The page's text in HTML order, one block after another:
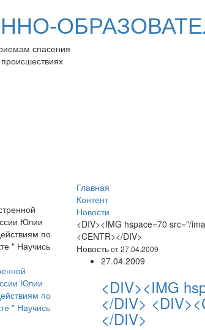
спасения
Юлии
по
" Научись
Главная
Контент
Новости
<DIV><IMG hspace=70 src="/
<CENTR></DIV>
Новостьот 27.04.2009
27.04.2009
<DIV><IMG
</DIV>
</DIV>